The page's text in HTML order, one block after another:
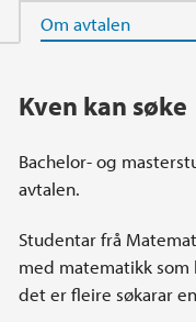
Hovedinnhold
Kven kan søke
Bachelor- og
avtalen.
Studentar frå
med matematikk
det er fleire søkarar